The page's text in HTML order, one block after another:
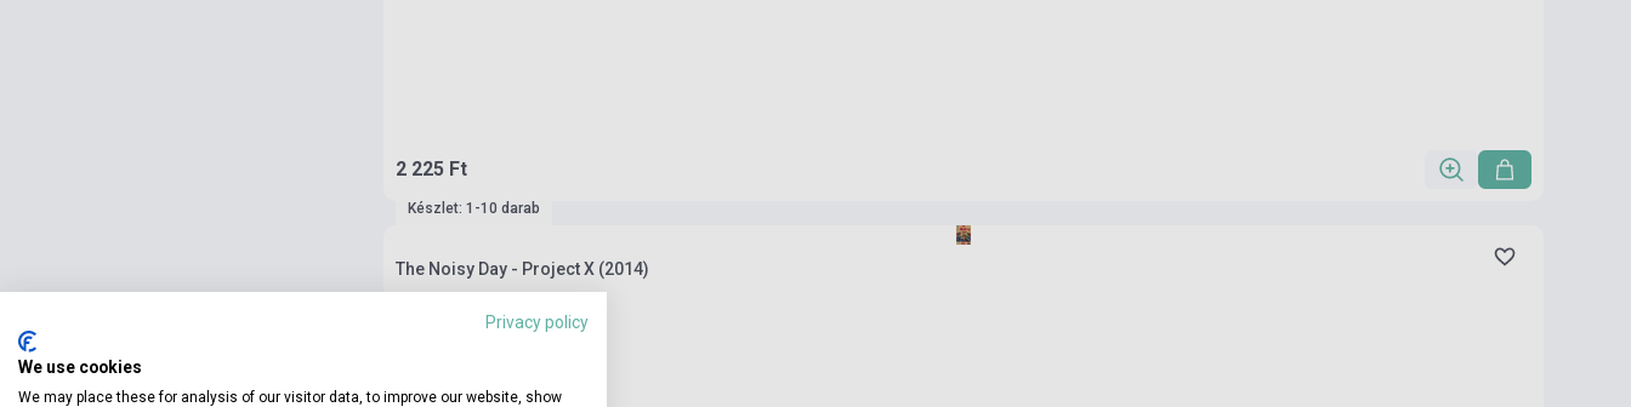
2 225 Ft
Készlet: 1-10 darab
The Noisy Day - Project X (2014)
Privacy policy
We use cookies
We may place these for analysis of our visitor data, to improve our website, show